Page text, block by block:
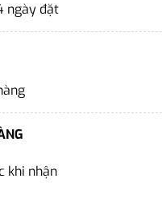
ngày đặt
khi nhận